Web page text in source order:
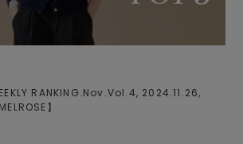
RANKING.Nov.Vol.4, 2024.11.26,
MELROSE 】